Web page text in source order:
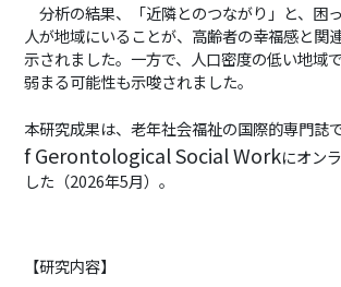
分析の結果、「近隣とのつながり」と、困
人が地域にいることが、高齢者の幸福感と関
示されました。一方で、人口密度の低い地域
弱まる可能性も示唆されました。
本研究成果は、老年社会福祉の国際的専門誌
f Gerontological Social Workにオン
した（2026年5月）。
【研究内容】